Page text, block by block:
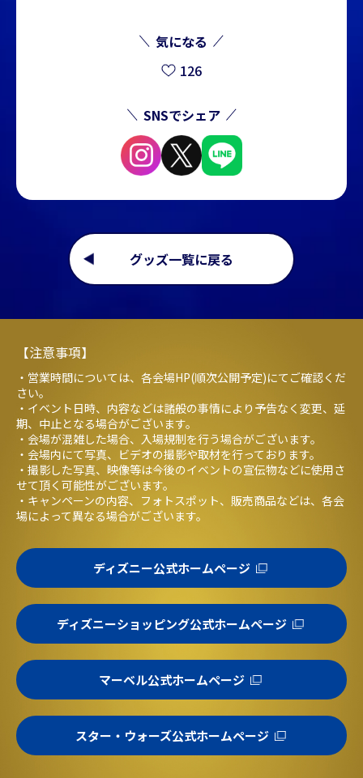
気になる
126
SNSでシェア
グッズ一覧に戻る
【注意事項】
・営業時間については、各会場HP(順次公開予定)にてご確認くだ
さい。
・イベント日時、内容などは諸般の事情により予告なく変更、延
期、中止となる場合がございます。
・会場が混雑した場合、入場規制を行う場合がございます。
・会場内にて写真、ビデオの撮影や取材を行っております。
・撮影した写真、映像等は今後のイベントの宣伝物などに使用さ
せて頂く可能性がございます。
・キャンペーンの内容、フォトスポット、販売商品などは、各会
場によって異なる場合がございます。
ディズニー公式ホームページ
ディズニーショッピング公式ホームページ
マーベル公式ホームページ
スター・ウォーズ公式ホームページ